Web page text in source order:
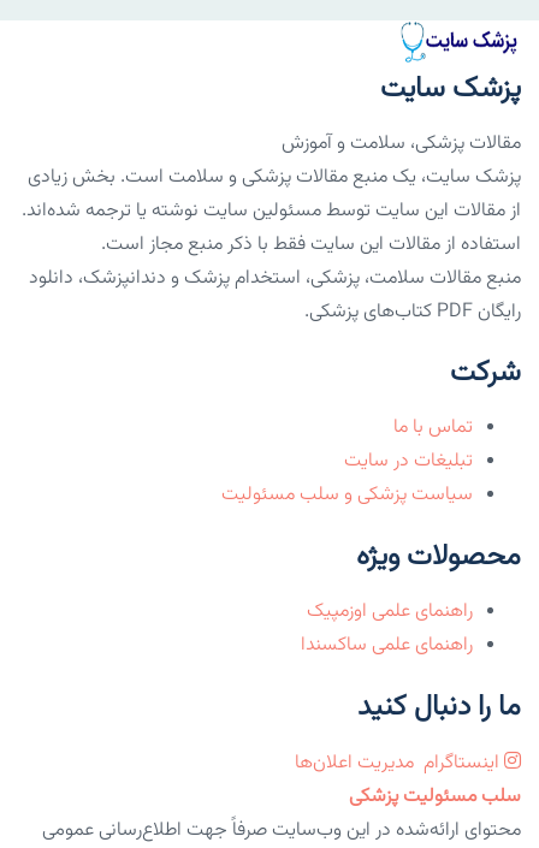
پزشک سایت
مقالات پزشکی، سلامت و آموزش
پزشک سایت، یک منبع مقالات پزشکی و سلامت است. بخش زیادی
از مقالات این سایت توسط مسئولین سایت نوشته یا ترجمه شده‌اند.
استفاده از مقالات این سایت فقط با ذکر منبع مجاز است.
منبع مقالات سلامت، پزشکی، استخدام پزشک و دندانپزشک، دانلود
رایگان PDF کتاب‌های پزشکی.
شرکت
تماس با ما
تبلیغات در سایت
سیاست پزشکی و سلب مسئولیت
محصولات ویژه
راهنمای علمی اوزمپیک
راهنمای علمی ساکسندا
ما را دنبال کنید
اینستاگرام مدیریت اعلان‌ها
سلب مسئولیت پزشکی
محتوای ارائه‌شده در این وب‌سایت صرفاً جهت اطلاع‌رسانی عمومی